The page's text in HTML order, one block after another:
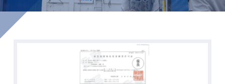
私たちについて
サステナビリティ
よくある質問